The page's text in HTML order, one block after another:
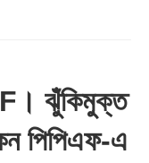
ঝুঁকিমুক্ত
পিপিএফ-এ